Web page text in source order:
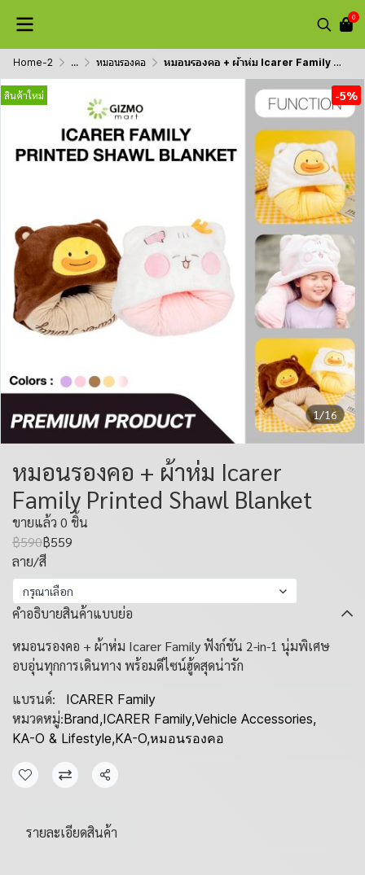
0
Home-2 ... หมอนรองคอ หมอนรองคอ + ผ้าห่ม Icarer Family Printed Shawl Blanket
1/16
สินค้าใหม่ -5%
หมอนรองคอ + ผ้าห่ม Icarer
Family Printed Shawl Blanket
ขายแล้ว 0 ชิ้น
฿590฿559
ลาย/สี
กรุณาเลือก
คำอธิบายสินค้าแบบย่อ
หมอนรองคอ + ผ้าห่ม Icarer Family ฟังก์ชัน 2-in-1 นุ่มพิเศษ
อบอุ่นทุกการเดินทาง พร้อมดีไซน์ฮู้ดสุดน่ารัก
แบรนด์:
ICARER Family
หมวดหมู่:Brand,ICARER Family,Vehicle Accessories,
KA-O & Lifestyle,KA-O,หมอนรองคอ
แชร์
รายละเอียดสินค้า